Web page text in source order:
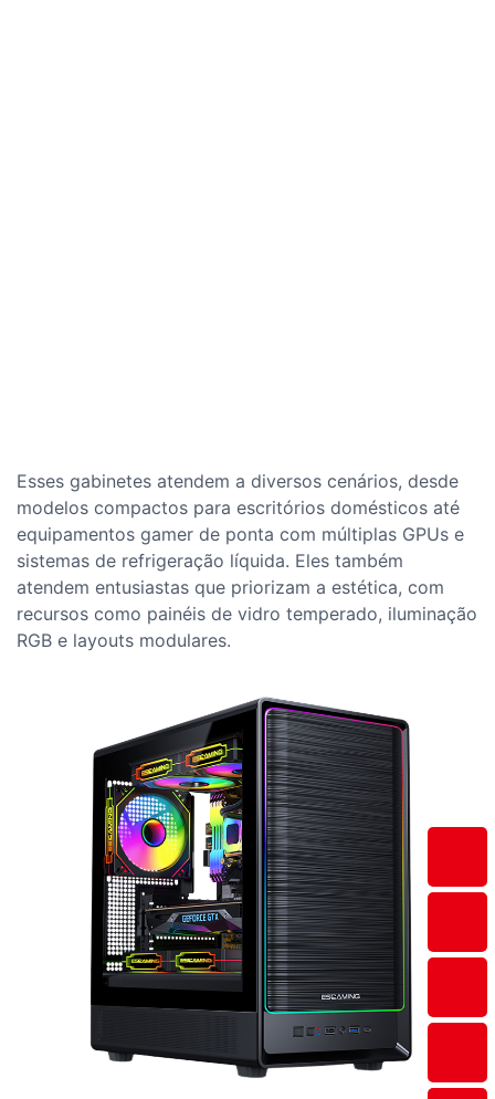
Esses gabinetes atendem a diversos cenários, desde
modelos compactos para escritórios domésticos até
equipamentos gamer de ponta com múltiplas GPUs e
sistemas de refrigeração líquida. Eles também
atendem entusiastas que priorizam a estética, com
recursos como painéis de vidro temperado, iluminação
RGB e layouts modulares.